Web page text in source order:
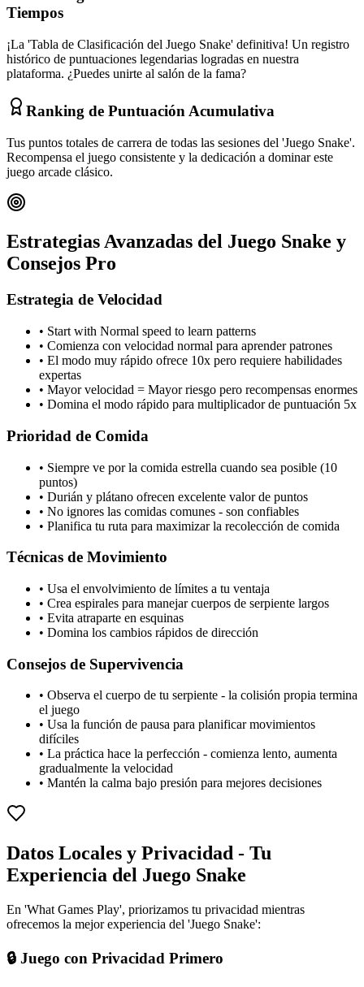
Tiempos
¡La 'Tabla de Clasificación del Juego Snake' definitiva! Un registro
histórico de puntuaciones legendarias logradas en nuestra
plataforma. ¿Puedes unirte al salón de la fama?
Ranking de Puntuación Acumulativa
Tus puntos totales de carrera de todas las sesiones del 'Juego Snake'.
Recompensa el juego consistente y la dedicación a dominar este
juego arcade clásico.
Estrategias Avanzadas del Juego Snake y
Consejos Pro
Estrategia de Velocidad
• Start with Normal speed to learn patterns
• Comienza con velocidad normal para aprender patrones
• El modo muy rápido ofrece 10x pero requiere habilidades
expertas
• Mayor velocidad = Mayor riesgo pero recompensas enormes
• Domina el modo rápido para multiplicador de puntuación 5x
Prioridad de Comida
• Siempre ve por la comida estrella cuando sea posible (10
puntos)
• Durián y plátano ofrecen excelente valor de puntos
• No ignores las comidas comunes - son confiables
• Planifica tu ruta para maximizar la recolección de comida
Técnicas de Movimiento
• Usa el envolvimiento de límites a tu ventaja
• Crea espirales para manejar cuerpos de serpiente largos
• Evita atraparte en esquinas
• Domina los cambios rápidos de dirección
Consejos de Supervivencia
• Observa el cuerpo de tu serpiente - la colisión propia termina
el juego
• Usa la función de pausa para planificar movimientos
difíciles
• La práctica hace la perfección - comienza lento, aumenta
gradualmente la velocidad
• Mantén la calma bajo presión para mejores decisiones
Datos Locales y Privacidad - Tu
Experiencia del Juego Snake
En 'What Games Play', priorizamos tu privacidad mientras
ofrecemos la mejor experiencia del 'Juego Snake':
🔒 Juego con Privacidad Primero